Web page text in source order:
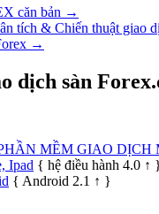
căn bản →
tích & Chiến thuật giao
→
dịch sàn
MỀM GIAO DỊCH
Ipad { hệ điều hành 4.0 ↑
{ Android 2.1 ↑ }